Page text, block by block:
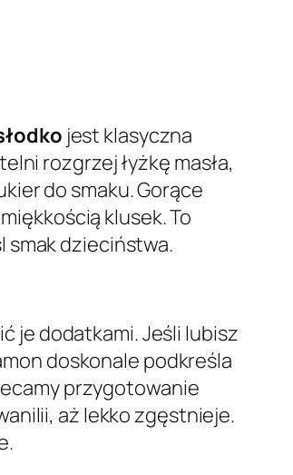
jest klasyczna
rozgrzej łyżkę masła,
do smaku. Gorące
klusek. To
smak dzieciństwa.
je dodatkami. Jeśli lubisz
doskonale podkreśla
przygotowanie
aż lekko zgęstnieje.